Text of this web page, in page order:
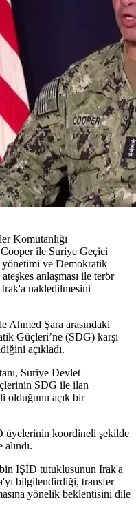
Komutanlığı
ile Suriye Geçici
yönetimi ve Demokratik
anlaşması ile terör
nakledilmesini
Şara arasındaki
Güçleri’ne (SDG) karşı
açıkladı.
Suriye Devlet
SDG ile ilan
olduğunu açık bir
üyelerinin koordineli şekilde
IŞİD tutuklusunun Irak'a
bilgilendirdiği, transfer
yönelik beklentisini dile